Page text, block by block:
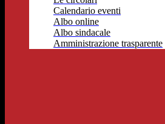
Calendario eventi
Albo online
Albo sindacale
Amministrazione trasparente